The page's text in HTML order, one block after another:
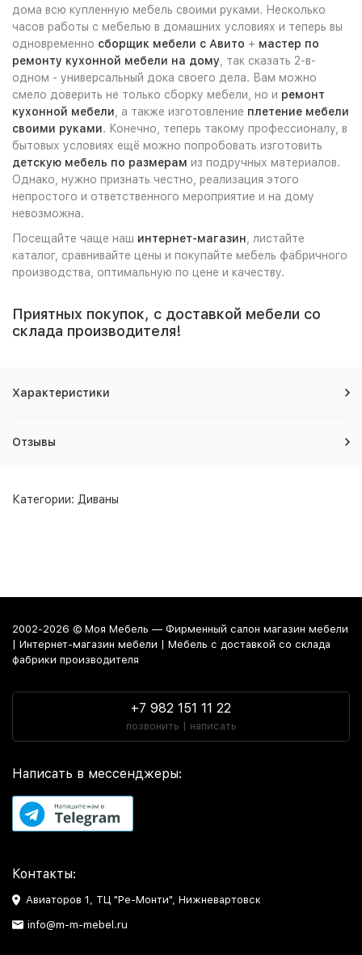
дома всю купленную мебель своими руками. Несколько
часов работы с мебелью в домашних условиях и теперь вы
одновременно сборщик мебели с Авито + мастер по
ремонту кухонной мебели на дому , так сказать 2-в-
одном - универсальный дока своего дела. Вам можно
смело доверить не только сборку мебели, но и ремонт
кухонной мебели , а также изготовление плетение мебели
своими руками. Конечно, теперь такому профессионалу, в
бытовых условиях ещё можно попробовать изготовить
детскую мебель по размерам из подручных материалов.
Однако, нужно признать честно, реализация этого
непростого и ответственного мероприятие и на дому
невозможна.
Посещайте чаще наш интернет-магазин , листайте
каталог, сравнивайте цены и покупайте мебель фабричного
производства, оптимальную по цене и качеству.
Приятных покупок, с доставкой мебели со
склада производителя!
Характеристики
Отзывы
Категории: Диваны
2002-2026 © Моя Мебель — Фирменный салон магазин мебели
| Интернет-магазин мебели | Мебель с доставкой со склада
фабрики производителя
+7 982 151 11 22
позвонить | написать
Написать в мессенджеры:
Контакты:
Авиаторов 1, ТЦ "Ре-Монти", Нижневартовск
info@m-m-mebel.ru